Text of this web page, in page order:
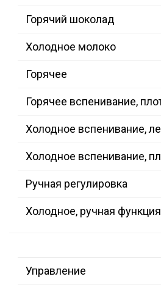
Горячий шоколад
Холодное молоко
Горячее
Горячее вспенивание,
Холодное вспенивание,
Холодное вспенивание,
Ручная регулировка
Холодное, ручная функция
Управление